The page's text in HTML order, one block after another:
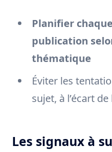
Planiﬁer
publication
thématique
Éviter les
sujet, à l’écart
Les signaux à